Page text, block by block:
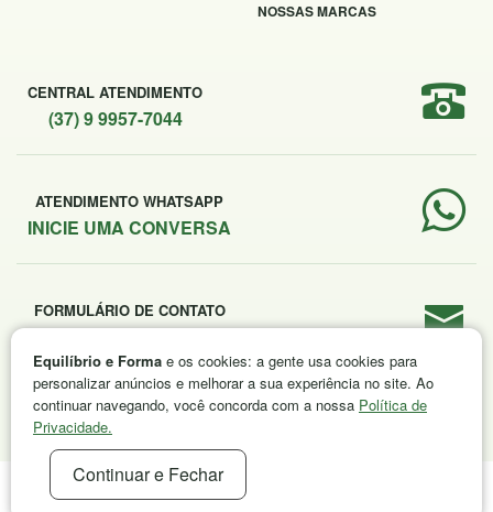
NOSSAS MARCAS
CENTRAL ATENDIMENTO
(37) 9 9957-7044
ATENDIMENTO WHATSAPP
INICIE UMA CONVERSA
FORMULÁRIO DE CONTATO
ENVIE SUA MENSAGEM
EQUILÍBRIO E FORMA © 2026
Equilíbrio e Forma e os cookies: a gente usa cookies para
personalizar anúncios e melhorar a sua experiência no site. Ao
continuar navegando, você concorda com a nossa Política de
Privacidade.
Continuar e Fechar